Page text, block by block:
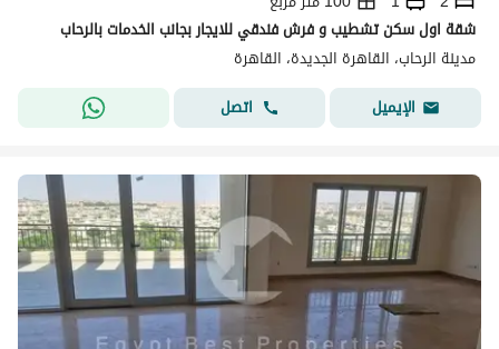
شقة اول سكن تشطيب و فرش فندقي للايجار بجانب الخدمات بالرحاب
مدينة الرحاب، القاهرة الجديدة، القاهرة
الإيميل
اتصل